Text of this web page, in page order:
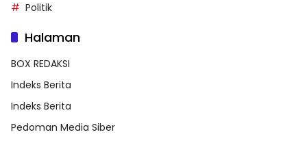
Politik
Halaman
BOX REDAKSI
Indeks Berita
Indeks Berita
Pedoman Media Siber